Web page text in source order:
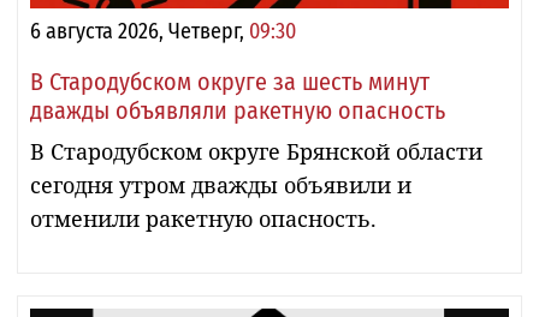
6 августа 2026, Четверг, 09:30
В Стародубском округе за шесть минут
дважды объявляли ракетную опасность
В Стародубском округе Брянской области
сегодня утром дважды объявили и
отменили ракетную опасность.